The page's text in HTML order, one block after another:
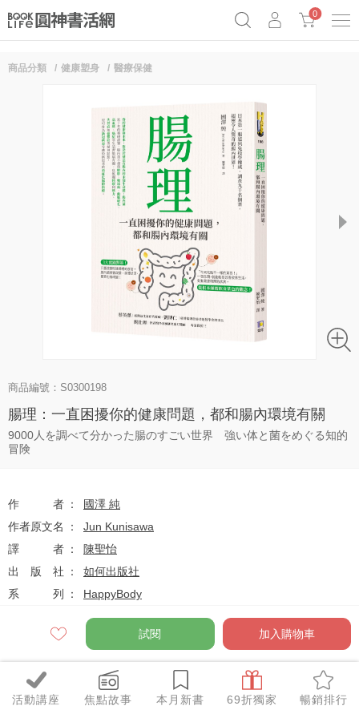
0
活動講座 焦點故事 本月新書 69折獨家 暢銷排行
商品分類 健康塑身 醫療保健
next
商品編號：S0300198
腸理：一直困擾你的健康問題，都和腸內環境有關
9000人を調べて分かった腸のすごい世界 強い体と菌をめぐる知的
冒険
作者
國澤 純
作者原文名
Jun Kunisawa
譯者
陳聖怡
出版社
如何出版社
系列
HappyBody
2023-12-01
定價 $340
優惠價 79折 $269 元
試閱 加入購物車